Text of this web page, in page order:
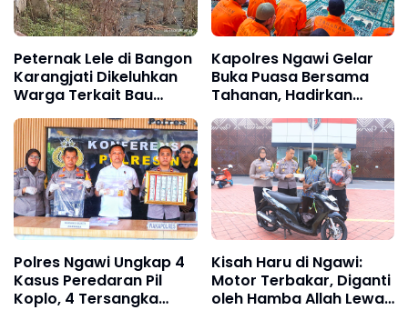
Peternak Lele di Bangon
Karangjati Dikeluhkan
Warga Terkait Bau
Menyengat
Pembuangan Air Limbah
Kolam
Kapolres Ngawi Gelar
Buka Puasa Bersama
Tahanan, Hadirkan
Tausiyah Penuh Makna
Polres Ngawi Ungkap 4
Kasus Peredaran Pil
Koplo, 4 Tersangka
Kisah Haru di Ngawi:
Motor Terbakar, Diganti
oleh Hamba Allah Lewat